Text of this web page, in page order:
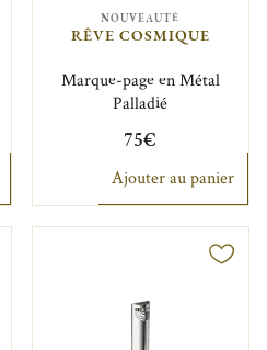
NOUVEAUTÉ
RÊVE COSMIQUE
Marque-page en Métal
Palladié
75€
Ajouter au panier